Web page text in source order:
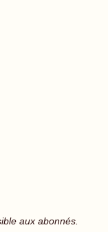
aux abonnés.